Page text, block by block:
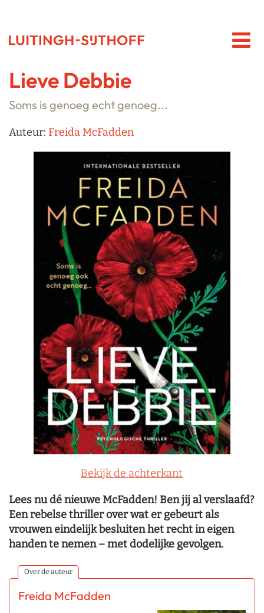
Lieve Debbie
Soms is genoeg echt genoeg...
Auteur: Freida McFadden
Bekijk de achterkant
Lees nu dé nieuwe McFadden! Ben jij al verslaafd?
Een rebelse thriller over wat er gebeurt als
vrouwen eindelijk besluiten het recht in eigen
handen te nemen – met dodelijke gevolgen.
Over de auteur
Freida McFadden